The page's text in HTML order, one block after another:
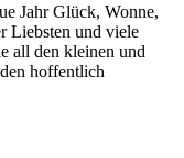
Jahr Glück, Wonne,
Liebsten und viele
all den kleinen und
hoffentlich